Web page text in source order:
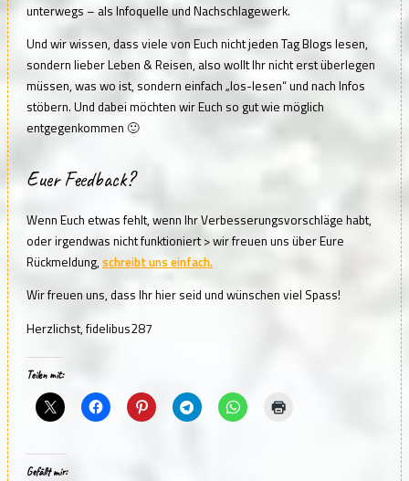
unterwegs – als Infoquelle und Nachschlagewerk.
Und wir wissen, dass viele von Euch nicht jeden Tag Blogs lesen,
sondern lieber Leben & Reisen, also wollt Ihr nicht erst überlegen
müssen, was wo ist, sondern einfach „los-lesen“ und nach Infos
stöbern. Und dabei möchten wir Euch so gut wie möglich
entgegenkommen 🙂
Euer Feedback?
Wenn Euch etwas fehlt, wenn Ihr Verbesserungsvorschläge habt,
oder irgendwas nicht funktioniert > wir freuen uns über Eure
Rückmeldung, schreibt uns einfach.
Wir freuen uns, dass Ihr hier seid und wünschen viel Spass!
Herzlichst, fidelibus287
Teilen mit:
Gefällt mir: